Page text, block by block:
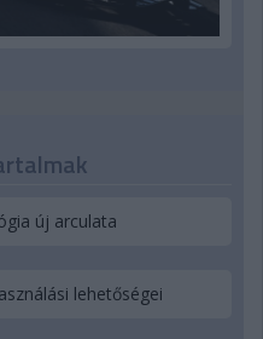
új arculata
lehetőségei